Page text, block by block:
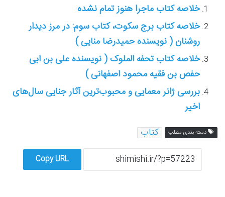
خلاصه کتاب ماجرا هنوز تمام نشده
خلاصه کتاب برج سکوت، کتاب سوم: در مرز دیدار
روشنان ( نویسنده حمیدرضا منایی )
خلاصه کتاب تحفه الملوک ( نویسنده علی بن ابی
حفص بن فقیه محمود اصفهانی )
بررسی ژانر معمایی و محبوب‌ترین آثار جنایی سال‌های
اخیر
دسته بندی مطلب کتاب
Copy URL